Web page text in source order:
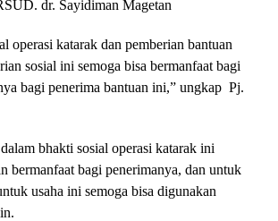
dr. Sayidiman Magetan
operasi katarak dan pemberian bantuan
sosial ini semoga bisa bermanfaat bagi
bagi penerima bantuan ini,” ungkap Pj.
bhakti sosial operasi katarak ini
bermanfaat bagi penerimanya, dan untuk
usaha ini semoga bisa digunakan